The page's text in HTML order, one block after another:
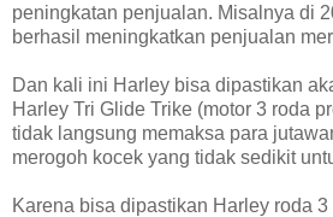
peningkatan penjualan. Misalnya di
berhasil meningkatkan penjualan
Dan kali ini Harley bisa dipastikan
Harley Tri Glide Trike (motor 3 roda
tidak langsung memaksa para
merogoh kocek yang tidak sedikit
Karena bisa dipastikan Harley roda